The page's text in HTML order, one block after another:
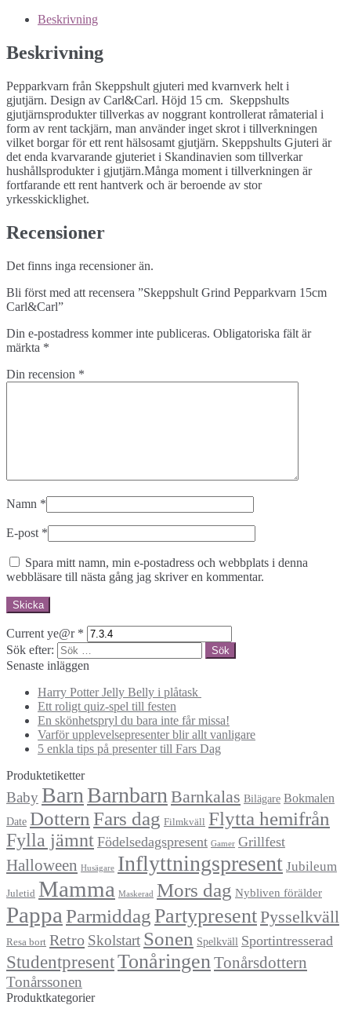
Beskrivning
Beskrivning
Pepparkvarn från Skeppshult gjuteri med kvarnverk helt i
gjutjärn. Design av Carl&Carl. Höjd 15 cm. Skeppshults
gjutjärnsprodukter tillverkas av noggrant kontrollerat råmaterial i
form av rent tackjärn, man använder inget skrot i tillverkningen
vilket borgar för ett rent hälsosamt gjutjärn. Skeppshults Gjuteri är
det enda kvarvarande gjuteriet i Skandinavien som tillverkar
hushållsprodukter i gjutjärn.Många moment i tillverkningen är
fortfarande ett rent hantverk och är beroende av stor
yrkesskicklighet.
Recensioner
Det finns inga recensioner än.
Bli först med att recensera ”Skeppshult Grind Pepparkvarn 15cm
Carl&Carl”
Din e-postadress kommer inte publiceras. Obligatoriska fält är
märkta *
Din recension *
Namn *
E-post *
Spara mitt namn, min e-postadress och webbplats i denna
webbläsare till nästa gång jag skriver en kommentar.
Current ye@r *
Sök efter:
Senaste inläggen
Harry Potter Jelly Belly i plåtask
Ett roligt quiz-spel till festen
En skönhetspryl du bara inte får missa!
Varför upplevelsepresenter blir allt vanligare
5 enkla tips på presenter till Fars Dag
Produktetiketter
Baby Barn Barnbarn Barnkalas Bilägare Bokmalen
Date Dottern Fars dag Filmkväll Flytta hemifrån
Fylla jämnt Födelsedagspresent Gamer Grillfest
Halloween Husägare Inflyttningspresent Jubileum
Juletid Mamma Maskerad Mors dag Nybliven förälder
Pappa ParmiddagPartypresentPysselkväll
Resa bort Retro Skolstart Sonen Spelkväll Sportintresserad
StudentpresentTonåringen Tonårsdottern
Tonårssonen
Produktkategorier